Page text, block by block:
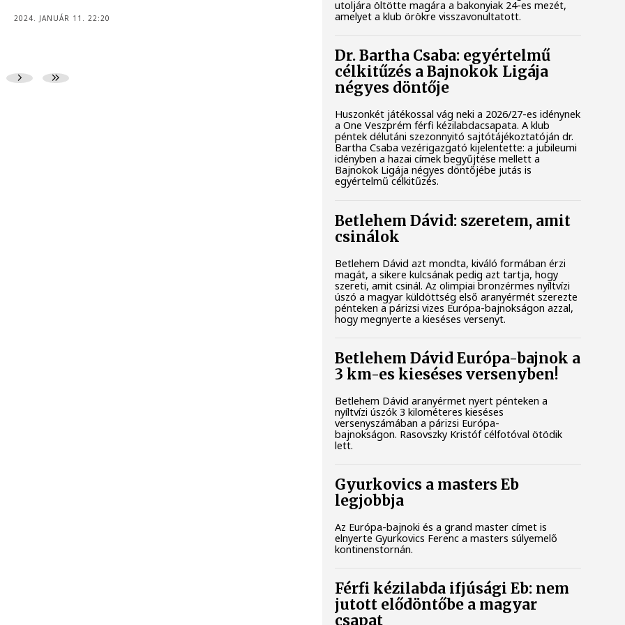
2024. JANUÁR 11. 22:20
utoljára öltötte magára a bakonyiak 24-es mezét,
amelyet a klub örökre visszavonultatott.
Dr. Bartha Csaba: egyértelmű
célkitűzés a Bajnokok Ligája
négyes döntője
Huszonkét játékossal vág neki a 2026/27-es idénynek
a One Veszprém férfi kézilabdacsapata. A klub
péntek délutáni szezonnyitó sajtótájékoztatóján dr.
Bartha Csaba vezérigazgató kijelentette: a jubileumi
idényben a hazai címek begyűjtése mellett a
Bajnokok Ligája négyes döntőjébe jutás is
egyértelmű célkitűzés.
Betlehem Dávid: szeretem, amit
csinálok
Betlehem Dávid azt mondta, kiváló formában érzi
magát, a sikere kulcsának pedig azt tartja, hogy
szereti, amit csinál. Az olimpiai bronzérmes nyíltvízi
úszó a magyar küldöttség első aranyérmét szerezte
pénteken a párizsi vizes Európa-bajnokságon azzal,
hogy megnyerte a kieséses versenyt.
Betlehem Dávid Európa-bajnok a
3 km-es kieséses versenyben!
Betlehem Dávid aranyérmet nyert pénteken a
nyíltvízi úszók 3 kilométeres kieséses
versenyszámában a párizsi Európa-
bajnokságon. Rasovszky Kristóf célfotóval ötödik
lett.
Gyurkovics a masters Eb
legjobbja
Az Európa-bajnoki és a grand master címet is
elnyerte Gyurkovics Ferenc a masters súlyemelő
kontinenstornán.
Férfi kézilabda ifjúsági Eb: nem
jutott elődöntőbe a magyar
csapat